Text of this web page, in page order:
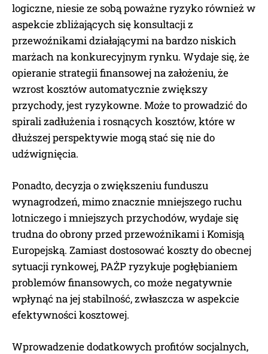
logiczne, niesie ze sobą poważne ryzyko również w
aspekcie zbliżających się konsultacji z
przewoźnikami działającymi na bardzo niskich
marżach na konkurecyjnym rynku. Wydaje się, że
opieranie strategii finansowej na założeniu, że
wzrost kosztów automatycznie zwiększy
przychody, jest ryzykowne. Może to prowadzić do
spirali zadłużenia i rosnących kosztów, które w
dłuższej perspektywie mogą stać się nie do
udźwignięcia.
Ponadto, decyzja o zwiększeniu funduszu
wynagrodzeń, mimo znacznie mniejszego ruchu
lotniczego i mniejszych przychodów, wydaje się
trudna do obrony przed przewoźnikami i Komisją
Europejską. Zamiast dostosować koszty do obecnej
sytuacji rynkowej, PAŻP ryzykuje pogłębianiem
problemów finansowych, co może negatywnie
wpłynąć na jej stabilność, zwłaszcza w aspekcie
efektywności kosztowej.
Wprowadzenie dodatkowych profitów socjalnych,